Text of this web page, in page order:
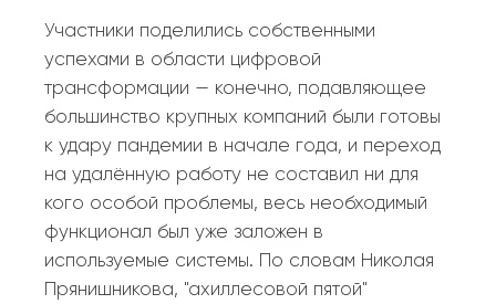
Участники поделились собственными
успехами в области цифровой
трансформации — конечно, подавляющее
большинство крупных компаний были готовы
к удару пандемии в начале года, и переход
на удалённую работу не составил ни для
кого особой проблемы, весь необходимый
функционал был уже заложен в
используемые системы. По словам Николая
Прянишникова, "ахиллесовой пятой"